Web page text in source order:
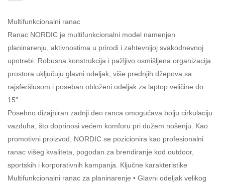
Multifunkcionalni ranac
Ranac NORDIC je multifunkcionalni model namenjen
planinarenju, aktivnostima u prirodi i zahtevnijoj svakodnevnoj
upotrebi. Robusna konstrukcija i pažljivo osmišljena organizacija
prostora uključuju glavni odeljak, više prednjih džepova sa
rajsferšlusom i poseban obloženi odeljak za laptop veličine do
15".
Posebno dizajniran zadnji deo ranca omogućava bolju cirkulaciju
vazduha, što doprinosi većem komforu pri dužem nošenju. Kao
promotivni proizvod, NORDIC se pozicionira kao profesionalni
ranac višeg kvaliteta, pogodan za brendiranje kod outdoor,
sportskih i korporativnih kampanja. Ključne karakteristike
Multifunkcionalni ranac za planinarenje • Glavni odeljak velikog